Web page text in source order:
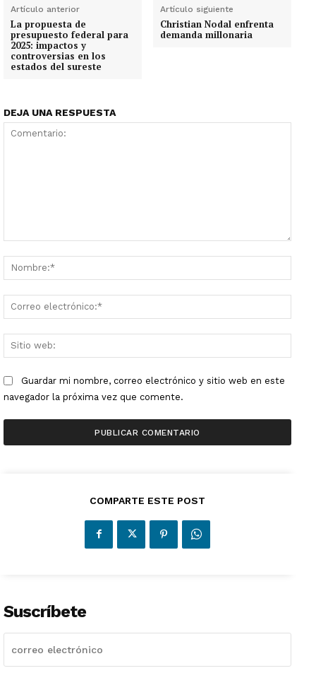
Artículo anterior
La propuesta de
presupuesto federal para
2025: impactos y
controversias en los
estados del sureste
Artículo siguiente
Christian Nodal enfrenta
demanda millonaria
DEJA UNA RESPUESTA
web:
Guardar mi nombre, correo electrónico y sitio web en este
navegador la próxima vez que comente.
COMPARTE ESTE POST
Suscríbete